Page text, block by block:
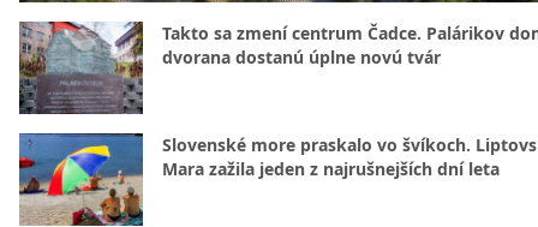
Takto sa zmení centrum Čadce. Palárikov
dvorana dostanú úplne novú tvár
Slovenské more praskalo vo švíkoch.
Mara zažila jeden z najrušnejších dní leta